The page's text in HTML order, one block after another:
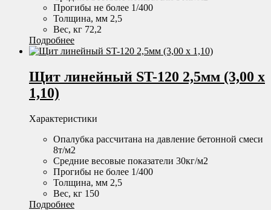
Прогибы не более 1/400
Толщина, мм 2,5
Вес, кг 72,2
Подробнее
Щит линейный ST-120 2,5мм (3,00 х
1,10)
Характеристики
Опалубка рассчитана на давление бетонной смеси
8т/м2
Средние весовые показатели 30кг/м2
Прогибы не более 1/400
Толщина, мм 2,5
Вес, кг 150
Подробнее